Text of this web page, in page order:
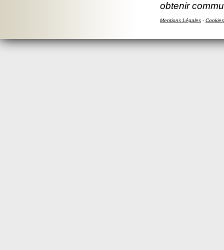
obtenir
Mentions Légales - Cookies